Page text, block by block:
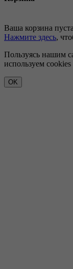
Ваша корзина пуста
Нажмите здесь,
Пользуясь нашим
используем cookies
OK